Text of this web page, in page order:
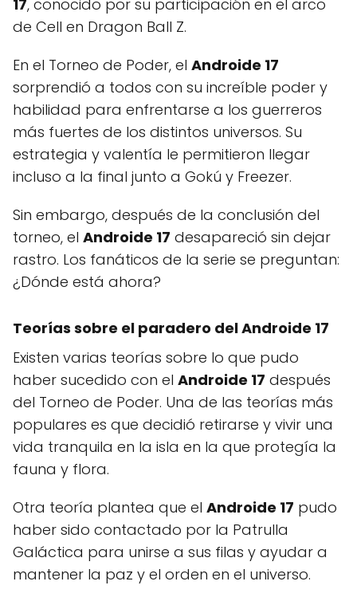
17, conocido por su participación en el arco
de Cell en Dragon Ball Z.
En el Torneo de Poder, el Androide 17
sorprendió a todos con su increíble poder y
habilidad para enfrentarse a los guerreros
más fuertes de los distintos universos. Su
estrategia y valentía le permitieron llegar
incluso a la final junto a Gokú y Freezer.
Sin embargo, después de la conclusión del
torneo, el Androide 17 desapareció sin dejar
rastro. Los fanáticos de la serie se preguntan:
¿Dónde está ahora?
Teorías sobre el paradero del Androide 17
Existen varias teorías sobre lo que pudo
haber sucedido con el Androide 17 después
del Torneo de Poder. Una de las teorías más
populares es que decidió retirarse y vivir una
vida tranquila en la isla en la que protegía la
fauna y flora.
Otra teoría plantea que el Androide 17 pudo
haber sido contactado por la Patrulla
Galáctica para unirse a sus filas y ayudar a
mantener la paz y el orden en el universo.